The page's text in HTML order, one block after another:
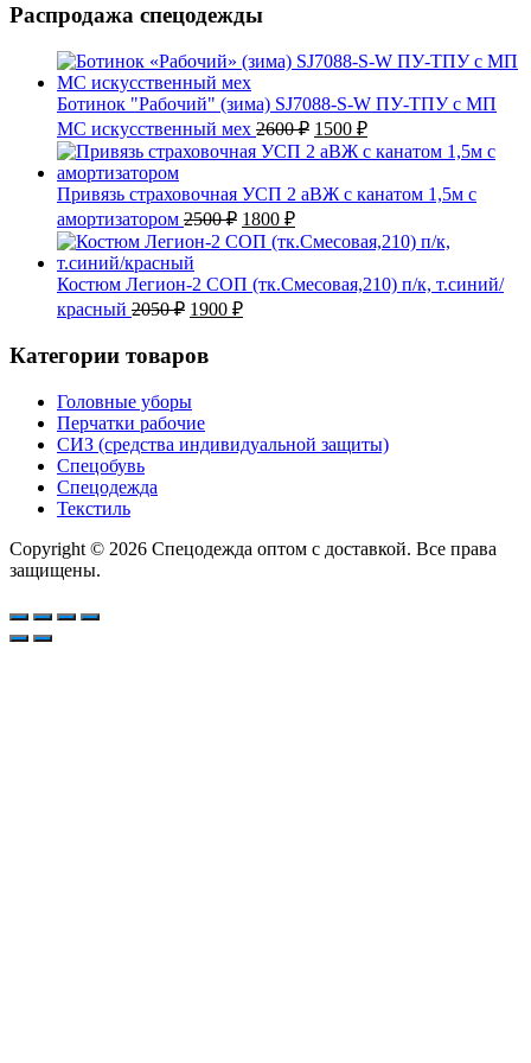
Распродажа спецодежды
Ботинок "Рабочий" (зима) SJ7088-S-W ПУ-ТПУ с МП
МС искусственный мех 2600₽ Первоначальная
цена
составляла
2600 ₽.
1500 ₽Текущая
цена:
Привязь страховочная УСП 2 аВЖ с канатом 1,5м с
амортизатором 2500₽ Первоначальная
цена
составляла
2500 ₽.
1800 ₽Текущая
цена:
Костюм Легион-2 СОП (тк.Смесовая,210) п/к, т.синий/
красный 2050₽ Первоначальная
1900 ₽Текущая
Категории товаров
Головные уборы
Перчатки рабочие
СИЗ (средства индивидуальной защиты)
Спецобувь
Спецодежда
Текстиль
Copyright © 2026 Спецодежда оптом с доставкой. Все права
защищены.